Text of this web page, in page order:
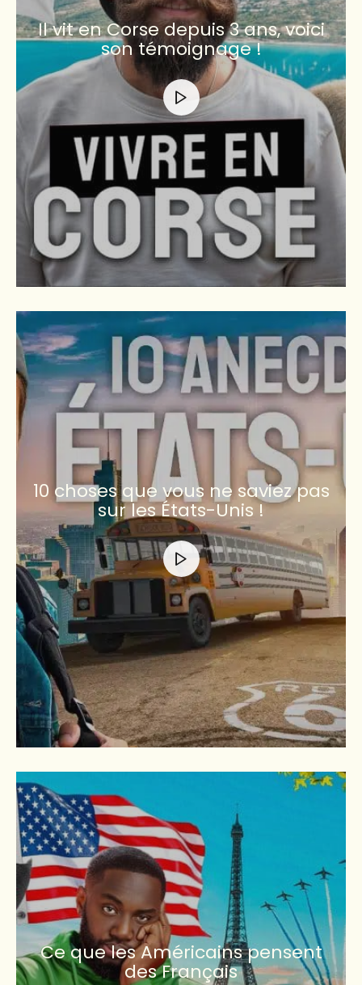
Il vit en Corse depuis 3 ans, voici
son témoignage !
10 choses que vous ne saviez pas
sur les États-Unis !
Ce que les Américains pensent
des Français